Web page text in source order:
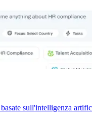
sull'intelligenza